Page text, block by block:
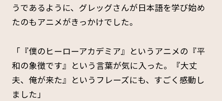
うであるように、グレッグさんが日本語を学び始め
たのもアニメがきっかけでした。
「『僕のヒーローアカデミア』というアニメの『平
和の象徴です』という言葉が気に入った。『大丈
夫、俺が来た』というフレーズにも、すごく感動し
ました」